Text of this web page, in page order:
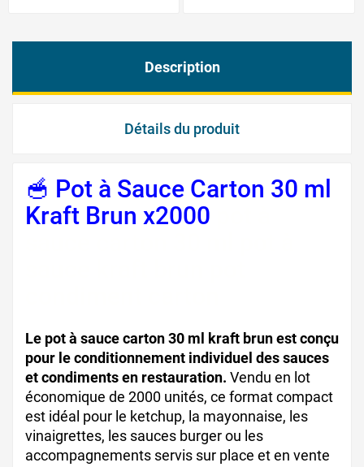
Description
Détails du produit
🥣 Pot à Sauce Carton 30 ml
Kraft Brun x2000
Le pot à sauce carton 30 ml kraft brun est conçu
pour le conditionnement individuel des sauces
et condiments en restauration. Vendu en lot
économique de 2000 unités, ce format compact
est idéal pour le ketchup, la mayonnaise, les
vinaigrettes, les sauces burger ou les
accompagnements servis sur place et en vente